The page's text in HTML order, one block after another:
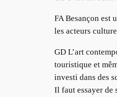
FA Besançon est
les acteurs
GD L’art
touristique et
investi dans des
Il faut essayer de